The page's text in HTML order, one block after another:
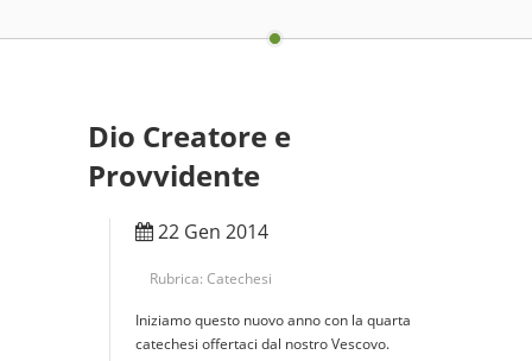
Dio Creatore e
Provvidente
22 Gen 2014
Rubrica: Catechesi
Iniziamo questo nuovo anno con la quarta
catechesi offertaci dal nostro Vescovo.